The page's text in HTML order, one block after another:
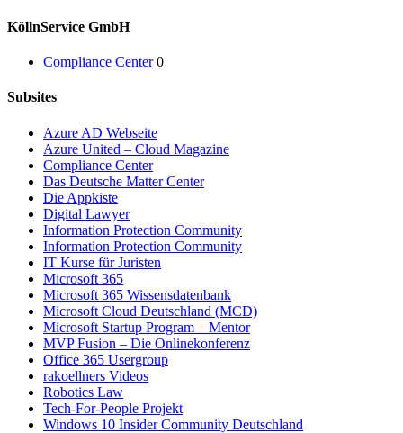
KöllnService GmbH
Compliance Center0
Subsites
Azure AD Webseite
Azure United – Cloud Magazine
Compliance Center
Das Deutsche Matter Center
Die Appkiste
Digital Lawyer
Information Protection Community
Information Protection Community
IT Kurse für Juristen
Microsoft 365
Microsoft 365 Wissensdatenbank
Microsoft Cloud Deutschland (MCD)
Microsoft Startup Program – Mentor
MVP Fusion – Die Onlinekonferenz
Office 365 Usergroup
rakoellners Videos
Robotics Law
Tech-For-People Projekt
Windows 10 Insider Community Deutschland